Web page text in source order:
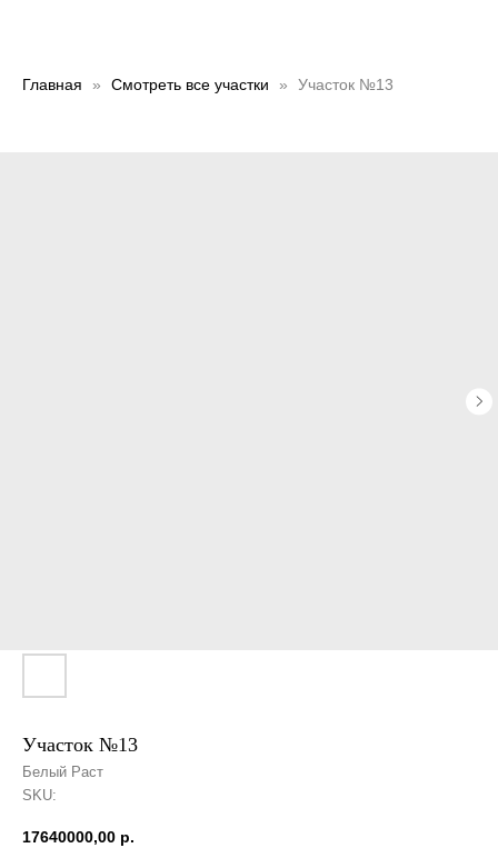
Главная Смотреть все участки Участок №13
Участок №13
Белый Раст
SKU:
17640000,00 р.